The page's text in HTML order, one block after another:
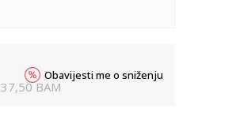
37,50 BAM
Obavijesti me o sniženju